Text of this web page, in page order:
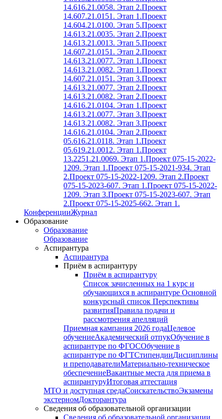
14.616.21.0058. Этап 2.Проект
14.607.21.0151. Этап 1.Проект
14.604.21.0100. Этап 5.Проект
14.613.21.0035. Этап 2.Проект
14.613.21.0013. Этап 5.Проект
14.607.21.0151. Этап 2.Проект
14.613.21.0077. Этап 1.Проект
14.613.21.0082. Этап 1.Проект
14.607.21.0151. Этап 3.Проект
14.613.21.0077. Этап 2.Проект
14.613.21.0082. Этап 2.Проект
14.616.21.0104. Этап 1.Проект
14.613.21.0077. Этап 3.Проект
14.613.21.0082. Этап 3.Проект
14.616.21.0104. Этап 2.Проект
05.616.21.0118. Этап 1.Проект
05.619.21.0012. Этап 1.Проект
13.2251.21.0069. Этап 1.Проект 075-15-2022-
1209. Этап 1.Проект 075-15-2021-934. Этап
2.Проект 075-15-2022-1209. Этап 2.Проект
075-15-2023-607. Этап 1.Проект 075-15-2022-
1209. Этап 3.Проект 075-15-2023-607. Этап
2.Проект 075-15-2025-662. Этап 1.
КонференцииЖурнал
Образование
Образование
Образование
Аспирантура
Аспирантура
Приём в аспирантуру
Приём в аспирантуру
Список зачисленных на 1 курс и
обучающихся в аспирантуре Основной
конкурсный список Перспективы
развитияПравила подачи и
рассмотрения апелляций
Приемная кампания 2026 годаЦелевое
обучениеАкадемический отпукОбучение в
аспирантуре по ФГОСОбучение в
аспирантуре по ФГТСтипендииДисциплины
и преподавателиМатериально-техническое
обеспечениеВакантные места для приема в
аспирантуруИтоговая аттестация
МТО и доступная средаСоискательствоЭкзамены
экстерномДокторантура
Сведения об образовательной организации
Сведения об образовательной организации